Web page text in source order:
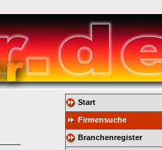
Start
Firmensuche
Branchenregister